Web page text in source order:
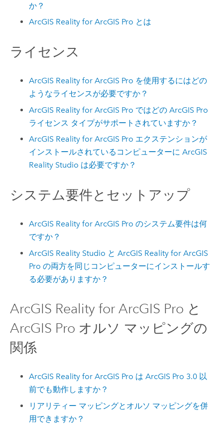
か？
ArcGIS Reality for ArcGIS Pro とは
ライセンス
ArcGIS Reality for ArcGIS Pro を使用するにはどの
ようなライセンスが必要ですか？
ArcGIS Reality for ArcGIS Pro ではどのArcGIS Pro
ライセンス タイプがサポートされていますか？
ArcGIS Reality for ArcGIS Pro エクステンションが
インストールされているコンピューターにArcGIS
Reality Studio は必要ですか？
システム要件とセットアップ
ArcGIS Reality for ArcGIS Pro のシステム要件は何
ですか？
ArcGIS Reality Studio とArcGIS Reality for ArcGIS
Pro の両方を同じコンピューターにインストールす
る必要がありますか？
ArcGIS Reality for ArcGIS Pro と
ArcGIS Pro オルソ マッピングの
関係
ArcGIS Reality for ArcGIS Pro はArcGIS Pro 3.0 以
前でも動作しますか？
リアリティー マッピングとオルソ マッピングを併
用できますか？